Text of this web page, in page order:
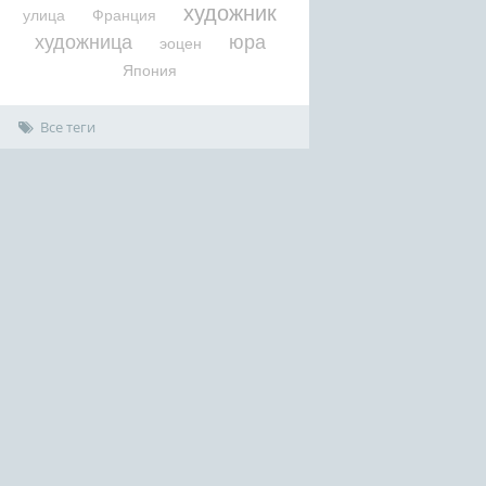
улица Франция художник
художница эоцен юра
Япония
Все теги